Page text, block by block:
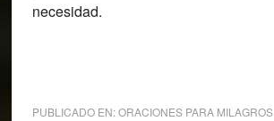
necesidad.
PUBLICADO EN:ORACIONES PARA MILAGROS